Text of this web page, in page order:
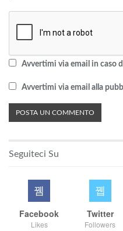
Avvertimi via email in caso
Avvertimi via email alla
Seguiteci Su
Facebook
Likes
Twitter
Followers